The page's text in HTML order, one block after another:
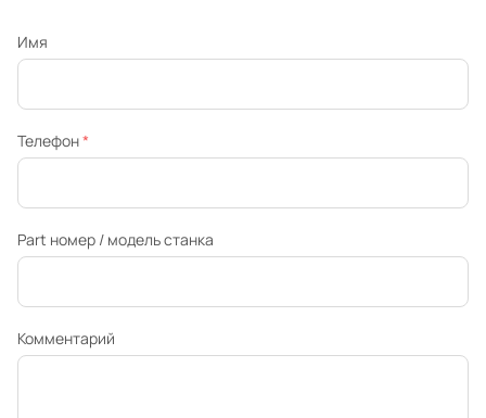
Имя
Телефон*
Part номер / модель станка
Комментарий